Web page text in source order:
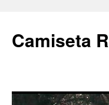
Camiseta